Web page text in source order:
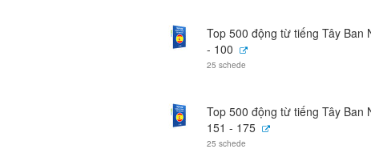
Top 500 động từ tiếng Tây Ban
- 100
25 schede
Top 500 động từ tiếng Tây Ban
151 - 175
25 schede